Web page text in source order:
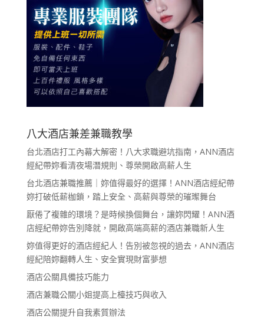
八大酒店兼差兼職教學
台北酒店打工內幕大解密！八大求職避坑指南，ANN酒店
經紀帶妳看清夜場潛規則、尊榮開啟高薪人生
台北酒店兼職推薦｜妳值得最好的選擇！ANN酒店經紀帶
妳打破低薪枷鎖，踏上安全、高薪與尊榮的璀璨舞台
厭倦了複雜的環境？是時候換個舞台，讓妳閃耀！ANN酒
店經紀帶妳告別降就，開啟高端高薪的酒店兼職新人生
妳值得更好的酒店經紀人！告別被忽視的過去，ANN酒店
經紀陪妳翻轉人生、安全實現財富夢想
酒店公關具備技巧能力
酒店兼職公關小姐提高上檯技巧與收入
酒店公關提升自我素質辦法